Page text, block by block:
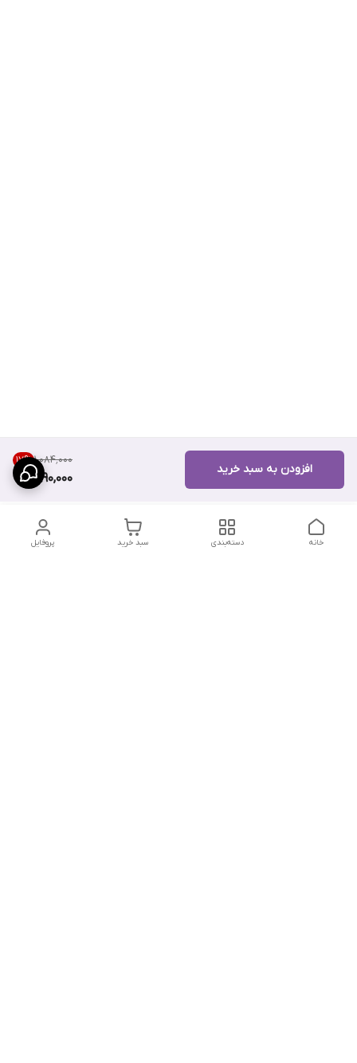
۱٬۰۸۴٬۰۰۰ 17%
890,000
افزودن به سبد خرید
پروفایل سبد خرید دسته‌بندی خانه